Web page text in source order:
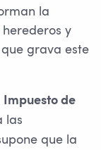
la
y
grava este
Impuesto de
las
que la